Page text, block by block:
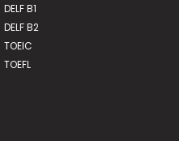
DELF B1
DELF B2
TOEIC
TOEFL